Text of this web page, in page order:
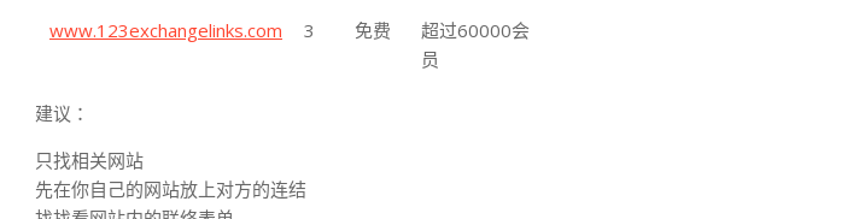
www.123exchangelinks.com
3 免费
超过60000会
员
建议：
只找相关网站
先在你自己的网站放上对方的连结